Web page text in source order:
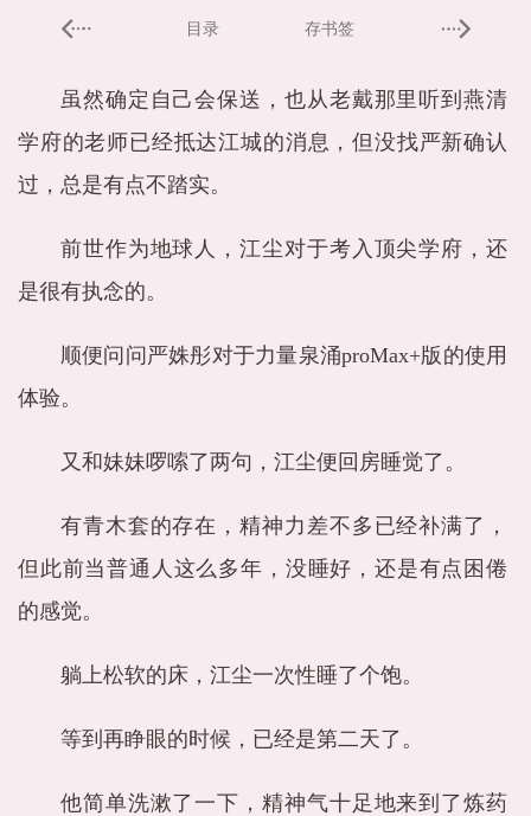
目录 存书签
虽然确定自己会保送，也从老戴那里听到燕清
学府的老师已经抵达江城的消息，但没找严新确认
过，总是有点不踏实。
前世作为地球人，江尘对于考入顶尖学府，还
是很有执念的。
顺便问问严姝彤对于力量泉涌proMax+版的使用
体验。
又和妹妹啰嗦了两句，江尘便回房睡觉了。
有青木套的存在，精神力差不多已经补满了，
但此前当普通人这么多年，没睡好，还是有点困倦
的感觉。
躺上松软的床，江尘一次性睡了个饱。
等到再睁眼的时候，已经是第二天了。
他简单洗漱了一下，精神气十足地来到了炼药